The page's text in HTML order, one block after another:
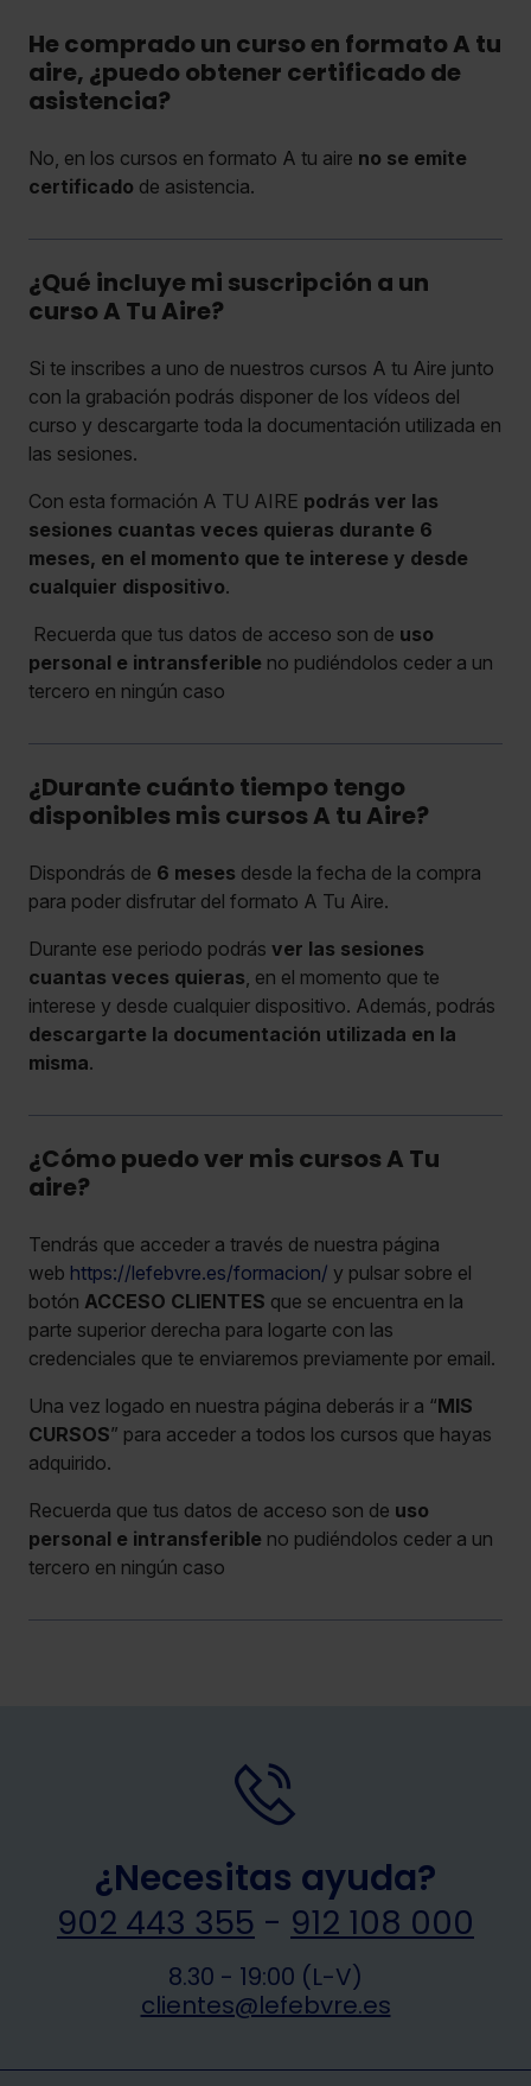
He comprado un curso en formato A tu
aire, ¿puedo obtener certificado de
asistencia?
No, en los cursos en formato A tu aire no se emite
certificado de asistencia.
¿Qué incluye mi suscripción a un
curso A Tu Aire?
Si te inscribes a uno de nuestros cursos A tu Aire junto
con la grabación podrás disponer de los vídeos del
curso y descargarte toda la documentación utilizada en
las sesiones.
Con esta formación A TU AIRE podrás ver las
sesiones cuantas veces quieras durante 6
meses, en el momento que te interese y desde
cualquier dispositivo.
Recuerda que tus datos de acceso son de uso
personal e intransferible no pudiéndolos ceder a un
tercero en ningún caso
¿Durante cuánto tiempo tengo
disponibles mis cursos A tu Aire?
Dispondrás de 6 meses desde la fecha de la compra
para poder disfrutar del formato A Tu Aire.
Durante ese periodo podrás ver las sesiones
cuantas veces quieras , en el momento que te
interese y desde cualquier dispositivo. Además, podrás
descargarte la documentación utilizada en la
misma.
¿Cómo puedo ver mis cursos A Tu
aire?
Tendrás que acceder a través de nuestra página
web https://lefebvre.es/formacion/ y pulsar sobre el
botón ACCESO CLIENTES que se encuentra en la
parte superior derecha para logarte con las
credenciales que te enviaremos previamente por email.
Una vez logado en nuestra página deberás ir a “MIS
CURSOS” para acceder a todos los cursos que hayas
adquirido.
Recuerda que tus datos de acceso son de uso
personal e intransferible no pudiéndolos ceder a un
tercero en ningún caso
¿Necesitas ayuda?
902 443 355 - 912 108 000
8.30 - 19:00 (L-V)
clientes@lefebvre.es